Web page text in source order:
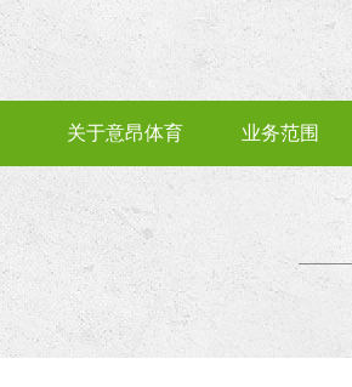
关于意昂体育 业务范围